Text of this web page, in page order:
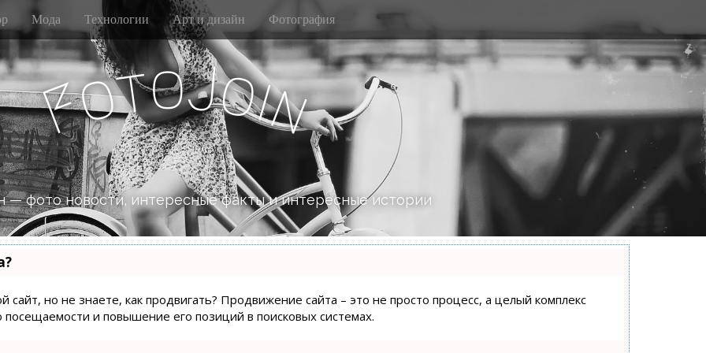
Мода Технологии Арт и дизайн Фотография
FotoJoi
n
— фото новости, интересные факты и интересные истории
сайт, но не знаете, как продвигать? Продвижение сайта – это не просто процесс, а целый комплекс
и повышение его позиций в поисковых системах.